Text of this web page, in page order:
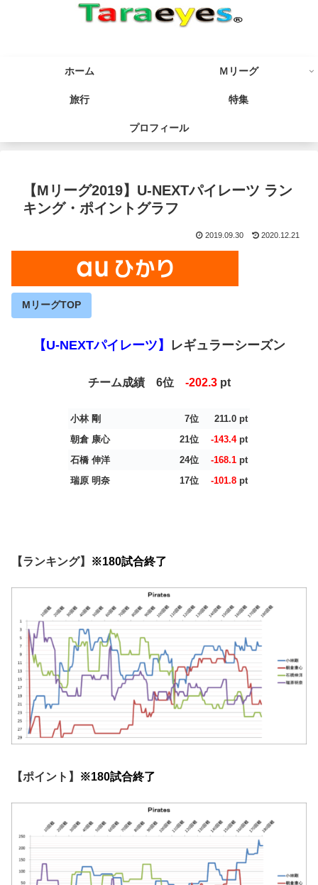
ホーム Ｍリーグ
旅行 特集
プロフィール
【Mリーグ2019】U-NEXTパイレーツ ラン
キング・ポイントグラフ
2019.09.30 2020.12.21
MリーグTOP
【U-NEXTパイレーツ】 レギュラーシーズン
チーム成績 6位 -202.3pt
小林 剛 7位 211.0 pt
朝倉 康心
21位 -143.4pt
石橋 伸洋
24位 -168.1 pt
瑞原 明奈
17位 -101.8 pt
【ランキング】 ※180試合終了
【ポイント】 ※180試合終了